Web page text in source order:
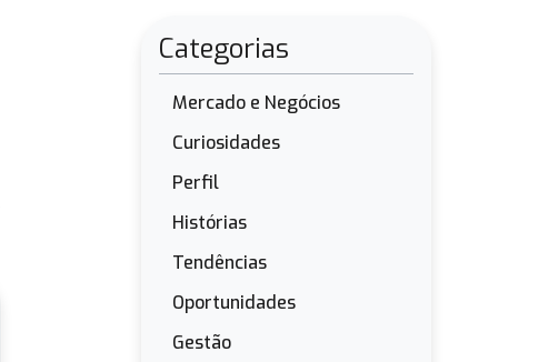
Categorias
Mercado e Negócios
Curiosidades
Perfil
Histórias
Tendências
Oportunidades
Gestão